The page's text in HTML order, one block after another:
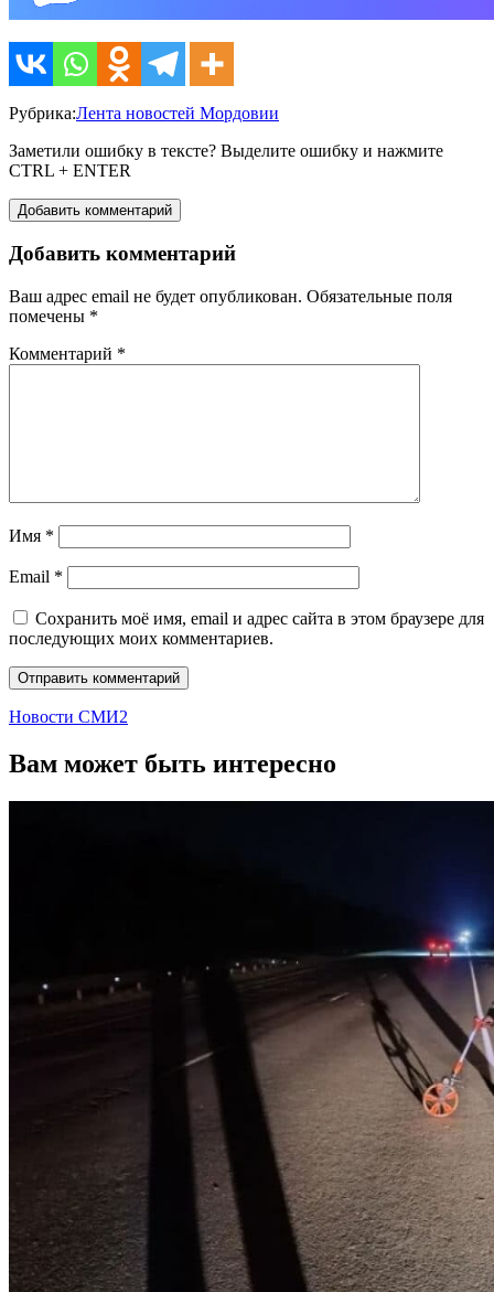
Рубрика:Лента новостей Мордовии
Заметили ошибку в тексте? Выделите ошибку и нажмите
CTRL + ENTER
Добавить комментарий
Добавить комментарий
Ваш адрес email не будет опубликован. Обязательные поля
помечены *
Комментарий *
Имя *
Email *
Сохранить моё имя, email и адрес сайта в этом браузере для
последующих моих комментариев.
Новости СМИ2
Вам может быть интересно